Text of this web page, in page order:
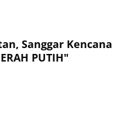
Sanggar Kencana
PUTIH"